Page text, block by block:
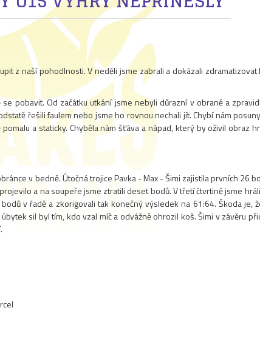
z naší pohodlnosti. V neděli jsme zabrali a dokázali
pobavit. Od začátku utkání jsme nebyli důrazní v obraně a
řešili faulem nebo jsme ho rovnou nechali jít. Chybí nám
a staticky. Chyběla nám šťáva a nápad, který by oživil obraz
v bedně. Útočná trojice Pavka - Max - Šimi zajistila prvních 26
a na soupeře jsme ztratili deset bodů. V třetí čtvrtině jsme
v řadě a zkorigovali tak konečný výsledek na 61:64. Škoda je,
sil byl tím, kdo vzal míč a odvážně ohrozil koš. Šimi v závěru